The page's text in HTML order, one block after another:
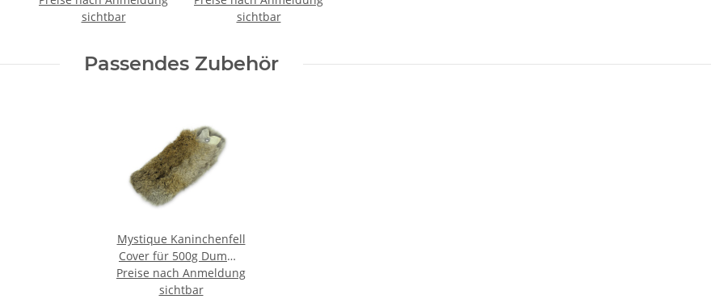
sichtbar
sichtbar
Passendes Zubehör
Mystique Kaninchenfell
Cover für 500g Dummy
Überzug
Preise nach Anmeldung
sichtbar